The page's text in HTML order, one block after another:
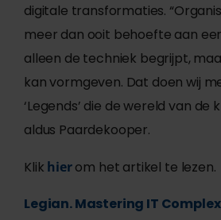
digitale transformaties.
meer dan ooit behoefte aan
alleen de techniek begrijpt,
kan vormgeven. Dat doen wij
‘Legends’ die de wereld van de
aldus Paardekooper.
Klik hierom het artikel te lezen.
Legian. Mastering IT